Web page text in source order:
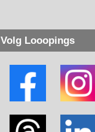
Volg Looopings